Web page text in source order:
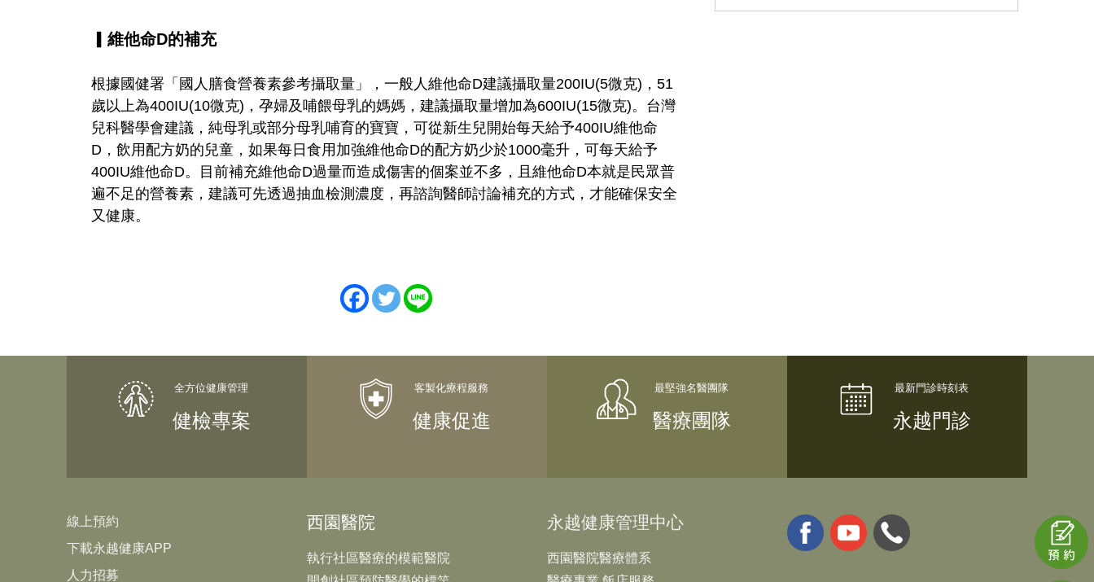
▎維他命D的補充
根據國健署「國人膳食營養素參考攝取量」，一般人維他命D建議攝取量200IU(5微克)，51
歲以上為400IU(10微克)，孕婦及哺餵母乳的媽媽，建議攝取量增加為600IU(15微克)。台灣
兒科醫學會建議，純母乳或部分母乳哺育的寶寶，可從新生兒開始每天給予400IU維他命
D，飲用配方奶的兒童，如果每日食用加強維他命D的配方奶少於1000毫升，可每天給予
400IU維他命D。目前補充維他命D過量而造成傷害的個案並不多，且維他命D本就是民眾普
遍不足的營養素，建議可先透過抽血檢測濃度，再諮詢醫師討論補充的方式，才能確保安全
又健康。
健檢專案 健康促進 醫療團隊 永越門診
線上預約
下載永越健康APP
人力招募
西園醫院
執行社區醫療的模範醫院
永越健康管理中心
西園醫院醫療體系